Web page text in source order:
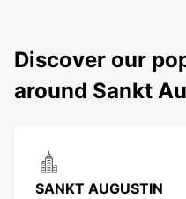
Discover our
around Sankt
SANKT AUGUSTIN